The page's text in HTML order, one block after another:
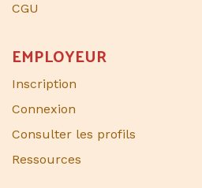
CGU
EMPLOYEUR
Inscription
Connexion
Consulter les profils
Ressources